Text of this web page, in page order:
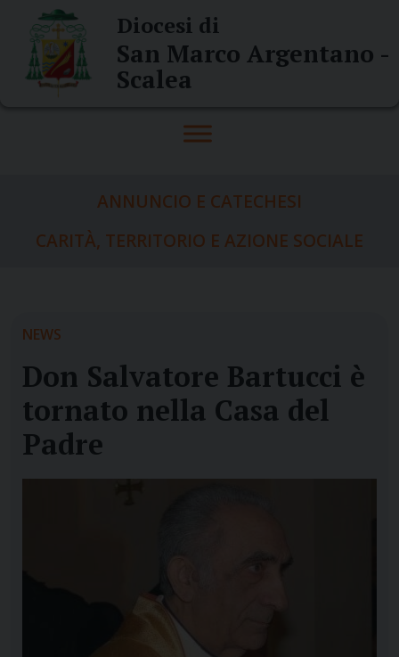
content
Diocesi di
San Marco Argentano -
Scalea
ANNUNCIO E CATECHESI
CARITÀ, TERRITORIO E AZIONE SOCIALE
NEWS
Don Salvatore Bartucci è
tornato nella Casa del
Padre